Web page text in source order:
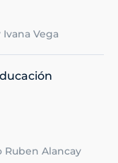
Vega
Ruben Alancay